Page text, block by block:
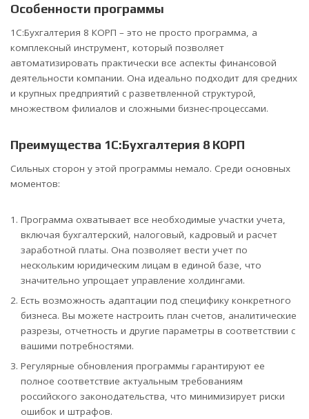
Особенности программы
1С:Бухгалтерия 8 КОРП – это не просто программа, а
комплексный инструмент, который позволяет
автоматизировать практически все аспекты финансовой
деятельности компании. Она идеально подходит для средних
и крупных предприятий с разветвленной структурой,
множеством филиалов и сложными бизнес-процессами.
Преимущества 1С:Бухгалтерия 8 КОРП
Сильных сторон у этой программы немало. Среди основных
моментов:
Программа охватывает все необходимые участки учета,
включая бухгалтерский, налоговый, кадровый и расчет
заработной платы. Она позволяет вести учет по
нескольким юридическим лицам в единой базе, что
значительно упрощает управление холдингами.
Есть возможность адаптации под специфику конкретного
бизнеса. Вы можете настроить план счетов, аналитические
разрезы, отчетность и другие параметры в соответствии с
вашими потребностями.
Регулярные обновления программы гарантируют ее
полное соответствие актуальным требованиям
российского законодательства, что минимизирует риски
ошибок и штрафов.